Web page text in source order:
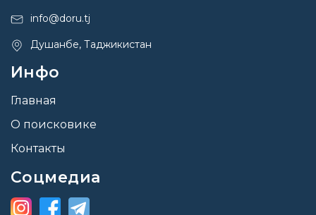
info@doru.tj
Душанбе, Таджикистан
Инфо
Главная
О поисковике
Контакты
Соцмедиа